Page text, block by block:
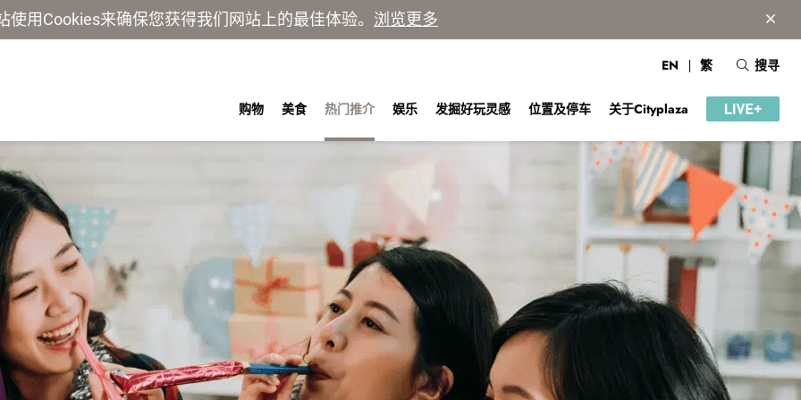
使用Cookies来确保您获得我们网站上的最佳体验。 浏览更多
购物 美食 热门推介 娱乐 发掘好玩灵感 位置及停车 关于Cityplaza
EN 繁 搜寻